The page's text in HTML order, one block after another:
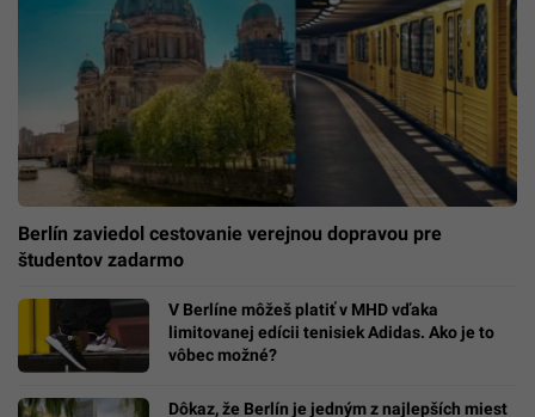
Berlín zaviedol cestovanie verejnou dopravou pre
študentov zadarmo
V Berlíne môžeš platiť v MHD vďaka
limitovanej edícii tenisiek Adidas. Ako je to
vôbec možné?
Dôkaz, že Berlín je jedným z najlepších miest